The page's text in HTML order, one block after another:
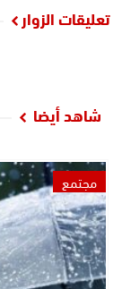
تعليقات الزوار
شاهد أيضا
مجتمع